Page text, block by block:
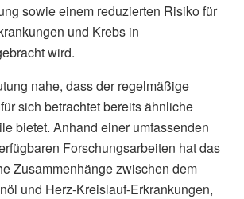
sowie einem reduzierten Risiko für
und Krebs in
wird.
nahe, dass der regelmäßige
sich betrachtet bereits ähnliche
bietet. Anhand einer umfassenden
Forschungsarbeiten hat das
Zusammenhänge zwischen dem
und Herz-Kreislauf-Erkrankungen,